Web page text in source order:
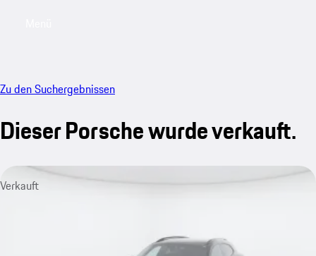
Zu den Suchergebnissen
Dieser Porsche wurde verkauft.
Verkauft